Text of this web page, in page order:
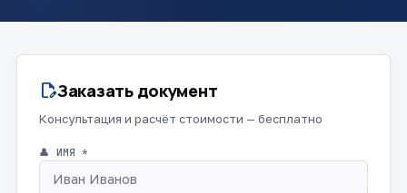
edit_documentЗаказать документ
Консультация и расчёт стоимости — бесплатно
👤 ИМЯ *